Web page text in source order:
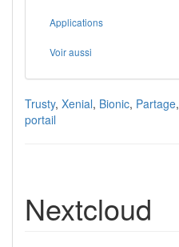
Applications
Voir aussi
Trusty, Xenial, Bionic, Partage,
portail
Nextcloud